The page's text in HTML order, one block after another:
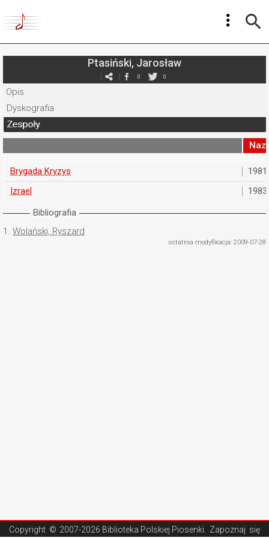
Ptasiński, Jarosław
0 0
Opis
Dyskografia
Zespoły
Brygada Kryzys
1981
Izrael
Bibliografia
1. Wolański, Ryszard
ostatnia modyfikacja: 2009-07-28
Copyright © 2007-2026 Biblioteka Polskiej Piosenki . Zapoznaj się